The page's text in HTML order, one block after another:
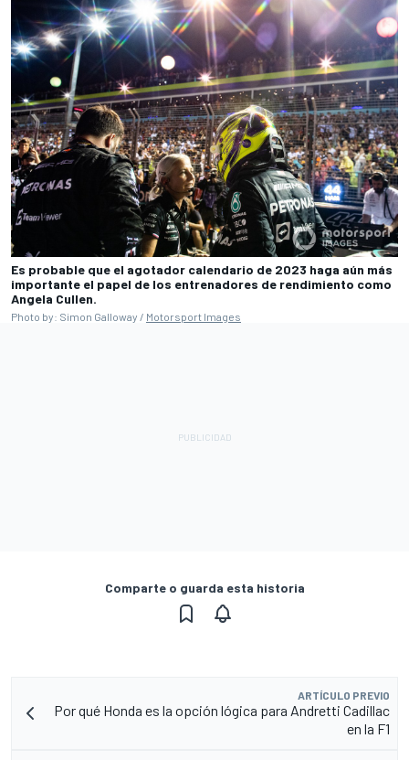
Es probable que el agotador calendario de 2023 haga aún más
importante el papel de los entrenadores de rendimiento como
Angela Cullen.
Photo by: Simon Galloway / Motorsport Images
Comparte o guarda esta historia
ARTÍCULO PREVIO
Por qué Honda es la opción lógica para Andretti Cadillac
en la F1